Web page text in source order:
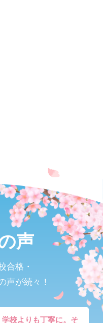
声
合格・
声が続々！
学校よりも丁寧に。そ